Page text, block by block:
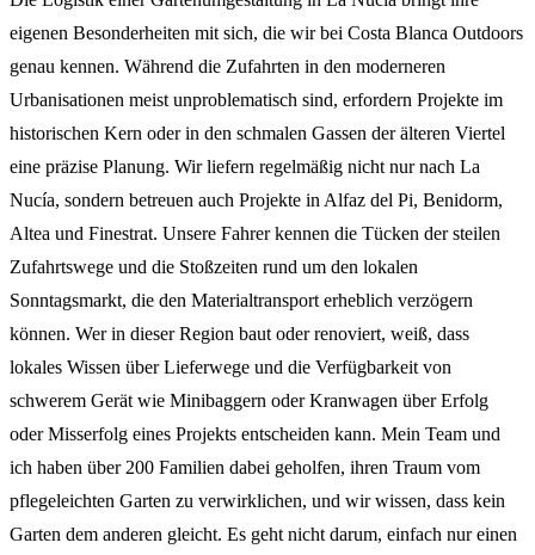
eigenen Besonderheiten mit sich, die wir bei Costa Blanca Outdoors
genau kennen. Während die Zufahrten in den moderneren
Urbanisationen meist unproblematisch sind, erfordern Projekte im
historischen Kern oder in den schmalen Gassen der älteren Viertel
eine präzise Planung. Wir liefern regelmäßig nicht nur nach La
Nucía, sondern betreuen auch Projekte in Alfaz del Pi, Benidorm,
Altea und Finestrat. Unsere Fahrer kennen die Tücken der steilen
Zufahrtswege und die Stoßzeiten rund um den lokalen
Sonntagsmarkt, die den Materialtransport erheblich verzögern
können. Wer in dieser Region baut oder renoviert, weiß, dass
lokales Wissen über Lieferwege und die Verfügbarkeit von
schwerem Gerät wie Minibaggern oder Kranwagen über Erfolg
oder Misserfolg eines Projekts entscheiden kann. Mein Team und
ich haben über 200 Familien dabei geholfen, ihren Traum vom
pflegeleichten Garten zu verwirklichen, und wir wissen, dass kein
Garten dem anderen gleicht. Es geht nicht darum, einfach nur einen